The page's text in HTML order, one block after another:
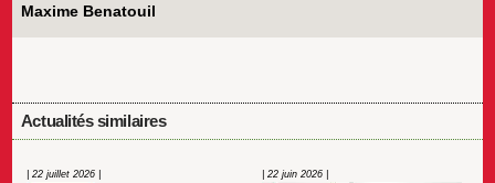
Maxime Benatouil
Actualités similaires
| 22 juillet 2026 | | 22 juin 2026 |